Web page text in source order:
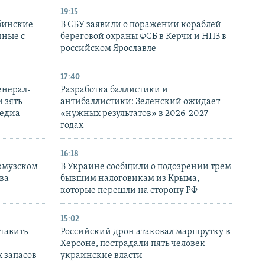
с
19:15
В СБУ заявили о поражении кораблей
береговой охраны ФСБ в Керчи и НПЗ в
российском Ярославле
17:40
Разработка баллистики и
антибаллистики: Зеленский ожидает
«нужных результатов» в 2026-2027
годах
–
16:18
В Украине сообщили о подозрении трем
бывшим налоговикам из Крыма,
которые перешли на сторону РФ
–
15:02
Российский дрон атаковал маршрутку в
Херсоне, пострадали пять человек –
украинские власти